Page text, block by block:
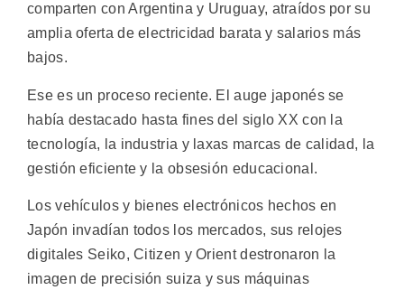
comparten con Argentina y Uruguay, atraídos por su
amplia oferta de electricidad barata y salarios más
bajos.
Ese es un proceso reciente. El auge japonés se
había destacado hasta fines del siglo XX con la
tecnología, la industria y laxas marcas de calidad, la
gestión eficiente y la obsesión educacional.
Los vehículos y bienes electrónicos hechos en
Japón invadían todos los mercados, sus relojes
digitales Seiko, Citizen y Orient destronaron la
imagen de precisión suiza y sus máquinas